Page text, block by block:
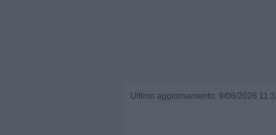
Ultimo aggiornamento: 9/08/2026